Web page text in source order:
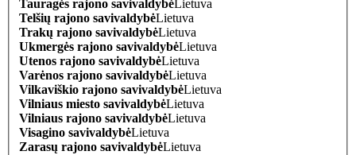
Tauragės rajono savivaldybėLietuva
Telšių rajono savivaldybėLietuva
Trakų rajono savivaldybėLietuva
Ukmergės rajono savivaldybėLietuva
Utenos rajono savivaldybėLietuva
Varėnos rajono savivaldybėLietuva
Vilkaviškio rajono savivaldybėLietuva
Vilniaus miesto savivaldybėLietuva
Vilniaus rajono savivaldybėLietuva
Visagino savivaldybėLietuva
Zarasų rajono savivaldybėLietuva